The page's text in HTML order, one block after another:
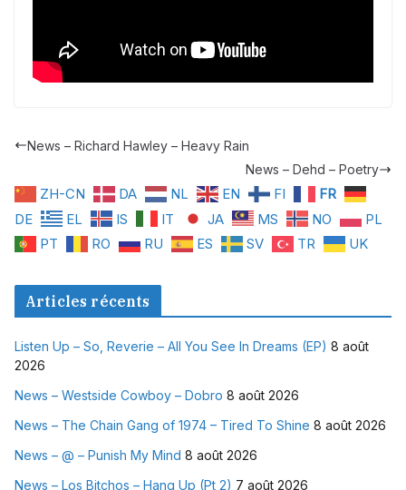
News – Richard Hawley – Heavy Rain
News – Dehd – Poetry
ZH-CN DA NL EN FI
FR
DE
EL IS IT JA MS NO
PL
PT
RO RU ES SV TR UK
Articles récents
Listen Up – So, Reverie – All You See In Dreams (EP) 8 août
2026
News – Westside Cowboy – Dobro 8 août 2026
News – The Chain Gang of 1974 – Tired To Shine 8 août 2026
News – @ – Punish My Mind 8 août 2026
News – Los Bitchos – Hang Up (Pt 2) 7 août 2026